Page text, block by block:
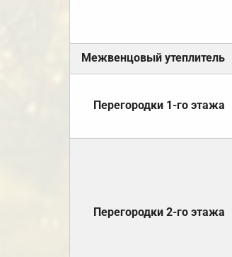
Межвенцовый утеплитель
Перегородки 1-го этажа
Перегородки 2-го этажа